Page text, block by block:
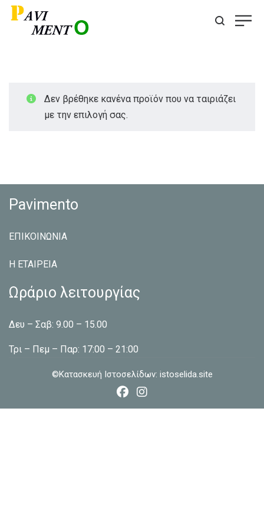
Δεν βρέθηκε κανένα προϊόν που να ταιριάζει
με την επιλογή σας.
Pavimento
ΕΠΙΚΟΙΝΩΝΙΑ
Η ΕΤΑΙΡEΙΑ
Ωράριο λειτουργίας
Δευ – Σαβ: 9.00 – 15.00
Τρι – Πεμ – Παρ: 17:00 – 21:00
©Κατασκευή Ιστοσελίδων: istoselida.site